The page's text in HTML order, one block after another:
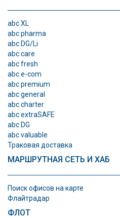
abc XL
abc pharma
abc DG/Li
abc care
abc fresh
abc e-com
abc premium
abc general
abc charter
abc extraSAFE
abc DG
abc valuable
Траковая доставка
МАРШРУТНАЯ СЕТЬ И ХАБ
Поиск офисов на карте
Флайтрадар
ФЛОТ